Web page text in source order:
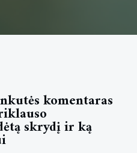
komentaras
skrydį ir ką